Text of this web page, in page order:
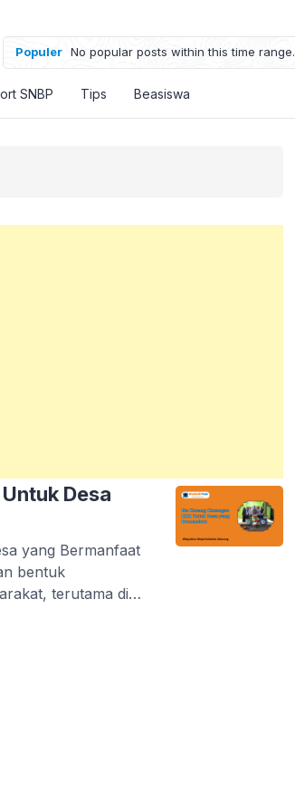
Populer No popular posts within this time range.
SNBP Tips Beasiswa
Desa
yang Bermanfaat
bentuk
terutama di
atas berbagai
setempat.